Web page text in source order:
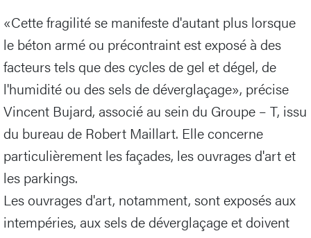
«Cette fragilité se manifeste d'autant plus lorsque
le béton armé ou précontraint est exposé à des
facteurs tels que des cycles de gel et dégel, de
l'humidité ou des sels de déverglaçage», précise
Vincent Bujard, associé au sein du Groupe – T, issu
du bureau de Robert Maillart. Elle concerne
particulièrement les façades, les ouvrages d'art et
les parkings.
Les ouvrages d'art, notamment, sont exposés aux
intempéries, aux sels de déverglaçage et doivent